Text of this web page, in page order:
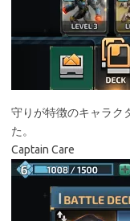
守りが特徴のキャラク
た。
Captain Care